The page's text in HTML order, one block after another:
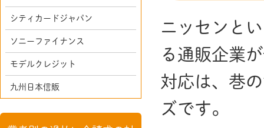
ニッセンと
る通販企業
対応は、巷
ズです。
シティカードジャパン
ソニーファイナンス
モデルクレジット
九州日本信販